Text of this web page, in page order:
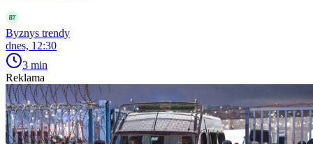
Byznys trendy
dnes, 12:30
3 min
Reklama